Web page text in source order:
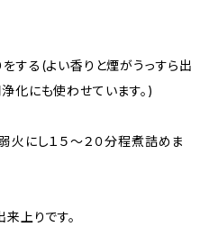
する(よい香りと煙がうっすら出
化にも使わせています。)
火にし１５〜２０分程煮詰めま
来上りです。